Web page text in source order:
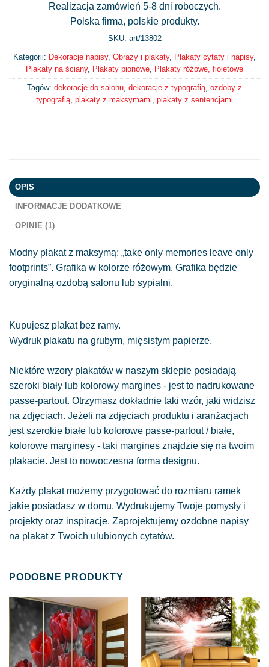
Realizacja zamówień 5-8 dni roboczych.
Polska firma, polskie produkty.
SKU: art/13802
Kategorii: Dekoracje napisy, Obrazy i plakaty, Plakaty cytaty i napisy,
Plakaty na ściany, Plakaty pionowe Plakaty różowe, fioletowe
Tagów: dekoracje do salonu dekoracje z typografią ozdoby z
typografią plakaty z maksymami plakaty z sentencjami
OPIS
INFORMACJE DODATKOWE
OPINIE (1)
Modny plakat z maksymą: „take only memories leave only
footprints”. Grafika w kolorze różowym. Grafika będzie
oryginalną ozdobą salonu lub sypialni.
Kupujesz plakat bez ramy.
Wydruk plakatu na grubym, mięsistym papierze.
Niektóre wzory plakatów w naszym sklepie posiadają
szeroki biały lub kolorowy margines - jest to nadrukowane
passe-partout. Otrzymasz dokładnie taki wzór, jaki widzisz
na zdjęciach. Jeżeli na zdjęciach produktu i aranżacjach
jest szerokie białe lub kolorowe passe-partout / białe,
kolorowe marginesy - taki margines znajdzie się na twoim
plakacie. Jest to nowoczesna forma designu.
Każdy plakat możemy przygotować do rozmiaru ramek
jakie posiadasz w domu. Wydrukujemy Twoje pomysły i
projekty oraz inspiracje. Zaprojektujemy ozdobne napisy
na plakat z Twoich ulubionych cytatów.
PODOBNE PRODUKTY